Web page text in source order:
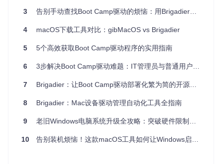
四种不同格式：
xar格式的BootCampESD.pkg
cpio归档的Payload~文件
程中极易出现校验错误或文件损坏。
1.3 跨平台安装困境
在macOS环境下只能完成驱动下载，无法直接执行安装程
序；而进入Windows系统后又面临缺乏网络驱动的"鸡生蛋"问
动缺失而无法连接网络。
3 告别手动查找Boot Camp驱动的烦恼：用Brigadier实现驱动自动获取与安装
4 macOS下载工具对比：gibMacOS vs Brigadier
5 5个高效获取Boot Camp驱动程序的实用指南
6 3步解决Boot Camp驱动难题：IT管理员与普通用户的高效工具指南
7 Brigadier：让Boot Camp驱动部署化繁为简的开源利器
8 Brigadier：Mac设备驱动管理自动化工具全指南
9 老旧Windows电脑系统升级全攻略：突破硬件限制的5大实战方案
10 告别装机烦恼！这款macOS工具如何让Windows启动盘制作像复制文件一样简单？